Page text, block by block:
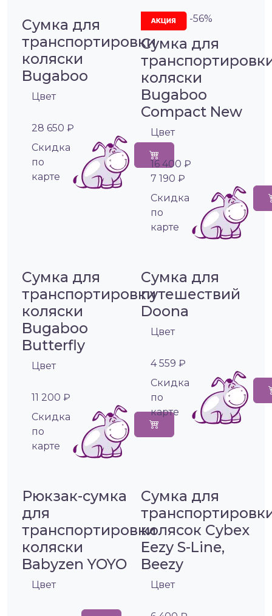
Сумка для
транспортировки
коляски
Bugaboo
Цвет
28 650 ₽
Cкидка
по
карте
-56%
Сумка для
коляски
Bugaboo
Compact New
Цвет
16 400 ₽
7 190 ₽
Cкидка
по
карте
Сумка для
транспортировки
коляски
Bugaboo
Butterfly
Цвет
11 200 ₽
Cкидка
по
карте
Сумка для
путешествий
Doona
Цвет
4 559 ₽
Cкидка
по
карте
Рюкзак-сумка
для
транспортировки
коляски
Babyzen YOYO
Цвет
Сумка для
колясок Cybex
Eezy S-Line,
Beezy
Цвет